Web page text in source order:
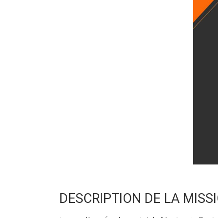
DESCRIPTION DE LA